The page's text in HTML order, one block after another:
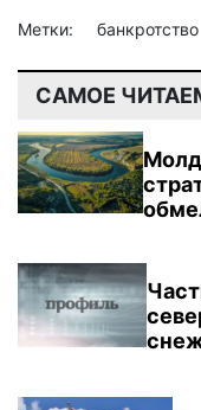
Метки: банкротство
САМОЕ